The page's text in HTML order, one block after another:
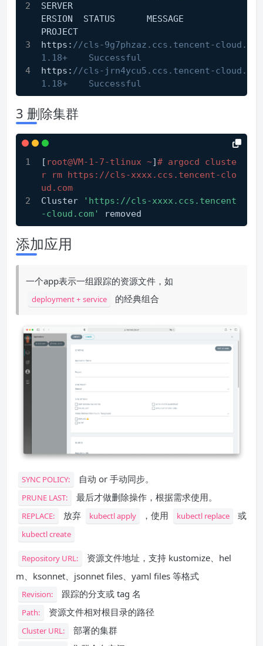
SERVER
ERSION  STATUS      MESSAGE
PROJECT
https: //cls-9g7phzaz.ccs.tencent-
https: //cls-jrn4ycu5.ccs.tencent-
3 删除集群
[ root@VM-1-7-tlinux ~] # argocd cluste
r rm https://cls-xxxx.ccs.tencent-clo
ud.com
Cluster
'https://cls-xxxx.ccs.tencent
-cloud.com'
removed
添加应用
一个app表示一组跟踪的资源文件，如
deployment + service 的经典组合
SYNC POLICY: 自动 or 手动同步。
PRUNE LAST: 最后才做删除操作，根据需求使用。
REPLACE: 放弃 kubectl apply ，使用 kubectl replace 或
kubectl create
Repository URL:
资源文件地址，支持 kustomize、hel
m、ksonnet、jsonnet files、yaml files 等格式
Revision: 跟踪的分支或 tag 名
Path: 资源文件相对根目录的路径
Cluster URL: 部署的集群